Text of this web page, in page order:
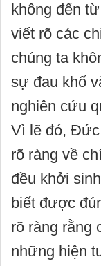
không đến
viết rõ các
chúng ta
sự đau khổ
nghiên cứu
Vì lẽ đó, Đức
rõ ràng về
đều khởi
biết được
rõ ràng rằng
những hiện